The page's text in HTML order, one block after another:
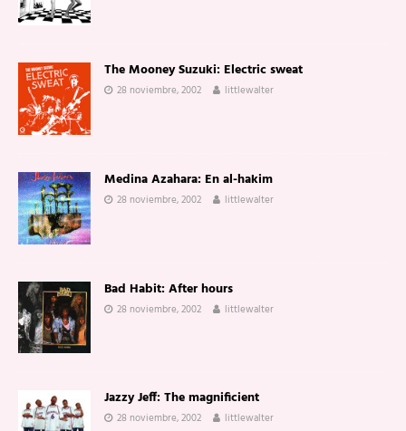
The Mooney Suzuki: Electric sweat
28 noviembre, 2002 littlewalter
Medina Azahara: En al-hakim
28 noviembre, 2002 littlewalter
Bad Habit: After hours
28 noviembre, 2002 littlewalter
Jazzy Jeff: The magnificient
28 noviembre, 2002 littlewalter